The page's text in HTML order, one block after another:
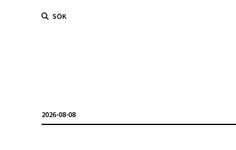
SÖK
2026-08-08